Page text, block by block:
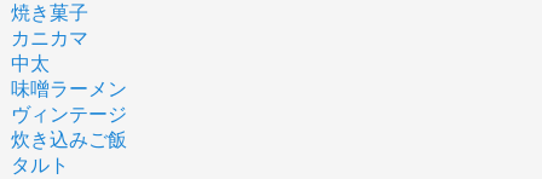
焼き菓子
カニカマ
中太
味噌ラーメン
ヴィンテージ
炊き込みご飯
タルト